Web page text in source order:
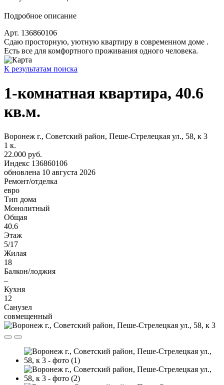
Подробное описание
Арт. 136860106
Сдаю просторную, уютную квартиру в современном доме .
Есть все для комфортного проживания одного человека.
К результатам поиска
1-комнатная квартира, 40.6
кв.м.
Воронеж г., Советский район, Пеше-Стрелецкая ул., 58, к 3
1 к.
22.000 руб.
Индекс 136860106
обновлена 10 августа 2026
Ремонт/отделка
евро
Тип дома
Монолитный
Общая
40.6
Этаж
5/17
Жилая
18
Балкон/лоджия
–
Кухня
12
Санузел
совмещенный